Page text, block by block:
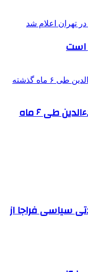
است
۱۰ اخطار اصلاح نما به مالک پاساژ علاءالدین طی ۶ ماه
سیاسی فراجا از